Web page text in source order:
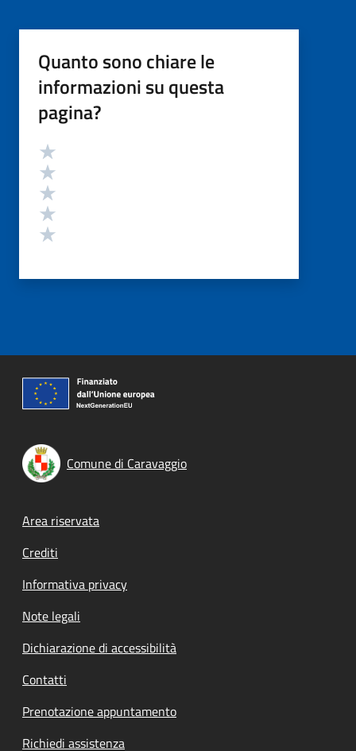
Quanto sono chiare le
informazioni su questa
pagina?
Valutazione
Comune di Caravaggio
Footer menu
Area riservata
Crediti
Informativa privacy
Note legali
Dichiarazione di accessibilità
Contatti
Prenotazione appuntamento
Richiedi assistenza